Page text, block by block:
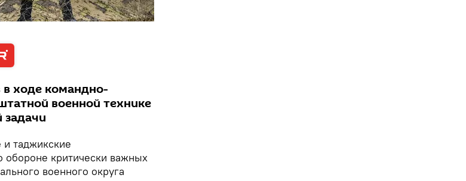
ходе командно-
военной технике
задачи
и таджикские
обороне критически важных
военного округа